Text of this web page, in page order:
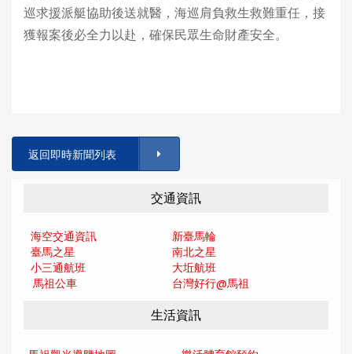
巡求援派艇協助後送就醫，海巡肩負救生救難重任，接
獲報案後必全力以赴，確保民眾生命財產安全。
返回即時新聞列表
交通資訊
海空交通資訊
新臺馬輪
臺馬之星
南北之星
小三通航班
大坵航班
馬祖公車
台灣好行@馬祖
生活資訊